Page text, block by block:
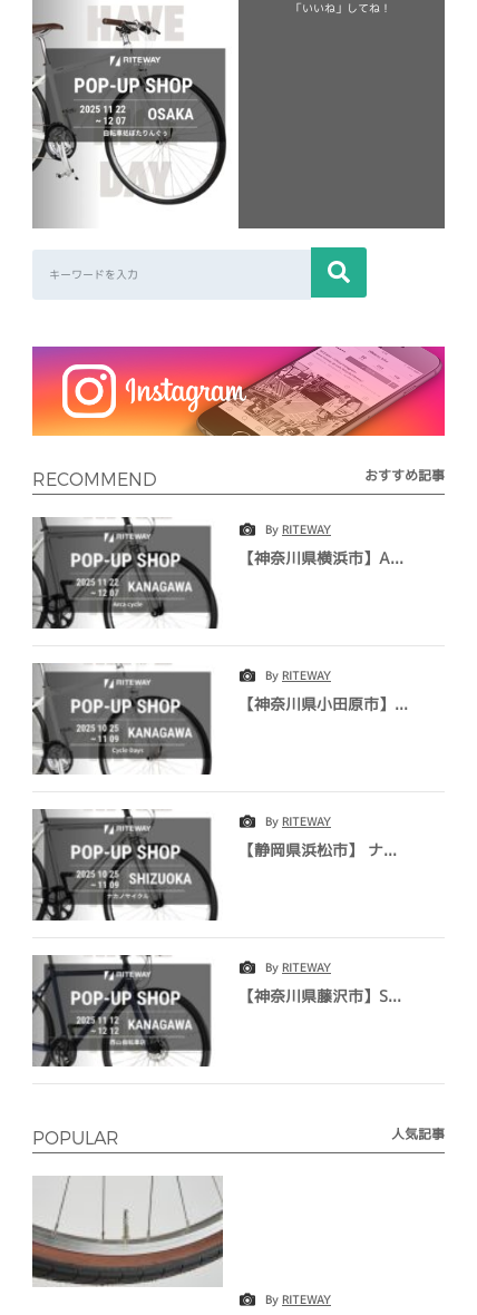
「いいね」してね！
RECOMMEND おすすめ記事
By RITEWAY
【神奈川県横浜市】A...
By RITEWAY
【神奈川県小田原市】...
By RITEWAY
【静岡県浜松市】 ナ...
By RITEWAY
【神奈川県藤沢市】S...
POPULAR 人気記事
By RITEWAY